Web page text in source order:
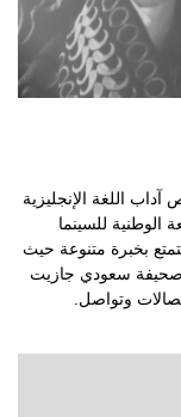
اللغة الإنجليزية
الوطنية للسينما
بخبرة متنوعة حيث
سعودي جازيت
وتواصل.